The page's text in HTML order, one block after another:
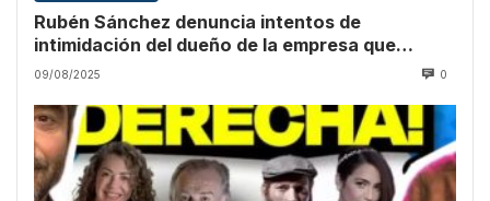
Rubén Sánchez denuncia intentos de
intimidación del dueño de la empresa que
promocionó Vito Quiles
09/08/2025 0